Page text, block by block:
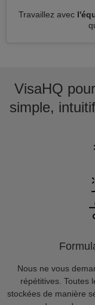
Travaillez avec
VisaHQ
simple,
Nous ne vous
répétitives. Toutes
stockées de manière